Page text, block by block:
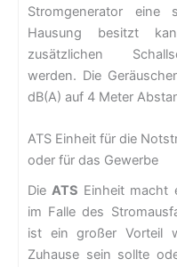
Stromgenerator eine
Hausung besitzt
zusätzlichen
werden. Die
dB(A) auf 4 Meter
ATS Einheit für die
oder für das Gewerbe
DieATS Einheit macht
im Falle des
ist ein großer Vorteil
Zuhause sein sollte